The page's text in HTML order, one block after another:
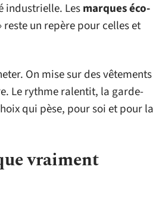
industrielle. Lesmarques éco-
un repère pour celles et
On mise sur des vêtements
Le rythme ralentit, la garde-
qui pèse, pour soi et pour la
vraiment